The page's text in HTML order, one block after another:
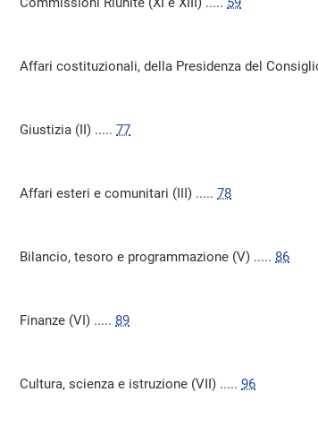
Affari costituzionali, della Presidenza del
Giustizia (II) ..... 77
Affari esteri e comunitari (III) ..... 78
Bilancio, tesoro e programmazione (V) ..... 86
Finanze (VI) ..... 89
Cultura, scienza e istruzione (VII) ..... 96